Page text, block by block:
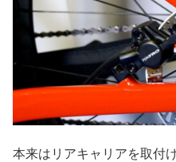
本来はリアキャリアを取付